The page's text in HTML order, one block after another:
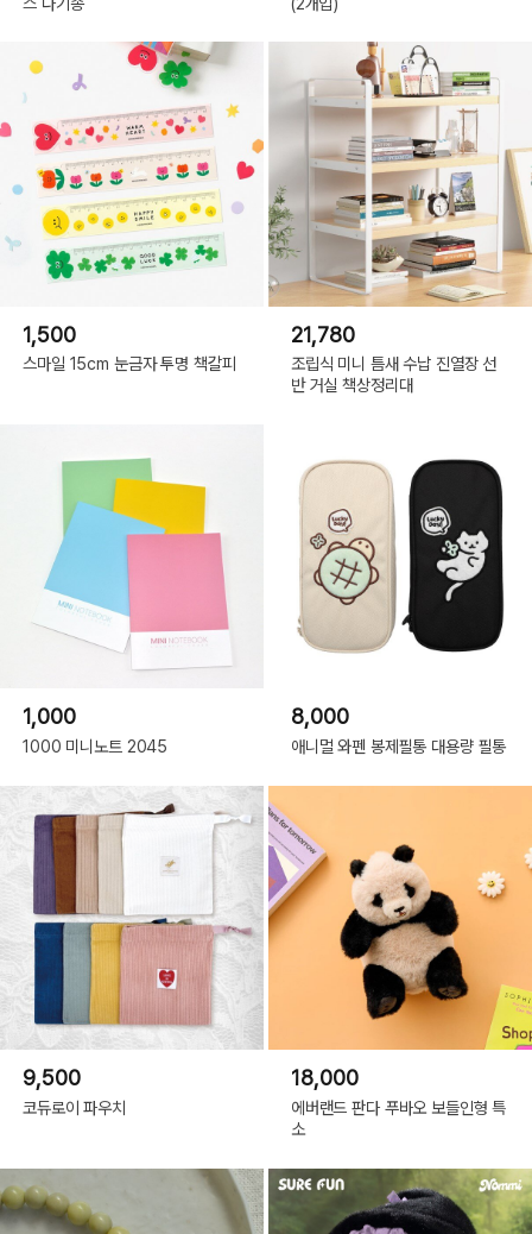
1,500
스마일 15cm 눈금자 투명 책갈피
21,780
조립식 미니 틈새 수납 진열장 선
반 거실 책상정리대
1,000
1000 미니노트 2045
8,000
애니멀 와펜 봉제필통 대용량 필통
9,500
코듀로이 파우치
18,000
에버랜드 판다 푸바오 보들인형 특
소